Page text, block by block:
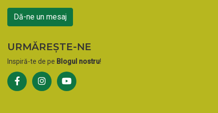
Dă-ne un mesaj
URMĂREȘTE-NE
Inspiră-te de pe Blogul nostru!